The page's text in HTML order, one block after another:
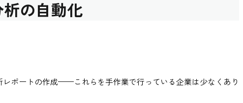
の自動化
ポートの作成——これらを手作業で行っている企業は少なくあり